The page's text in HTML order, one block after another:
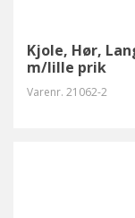
Kjole, Hør,
m/lille prik
Varenr. 21062-2